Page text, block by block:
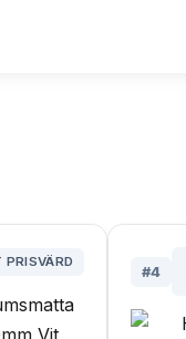
PRISVÄRD
#4